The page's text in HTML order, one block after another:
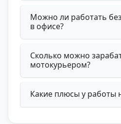
Можно ли работать
в офисе?
Сколько можно
мотокурьером?
Какие плюсы у работы